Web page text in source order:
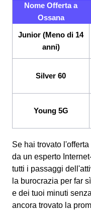
Nome Offerta a
Ossana
Junior (Meno di 14
anni)
Silver 60
Young 5G
Se hai trovato
da un esperto
tutti i passaggi
la burocrazia per far
e dei tuoi minuti
ancora trovato la